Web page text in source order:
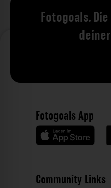
Fotogoals.
Fotogoals App
Community Links